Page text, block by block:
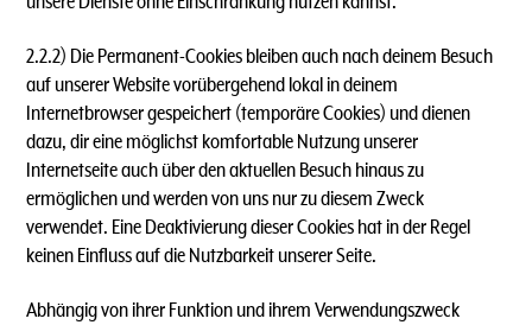
2.2.2) Die Permanent-Cookies bleiben auch nach deinem Besuch
auf unserer Website vorübergehend lokal in deinem
Internetbrowser gespeichert (temporäre Cookies) und dienen
dazu, dir eine möglichst komfortable Nutzung unserer
Internetseite auch über den aktuellen Besuch hinaus zu
ermöglichen und werden von uns nur zu diesem Zweck
verwendet. Eine Deaktivierung dieser Cookies hat in der Regel
keinen Einfluss auf die Nutzbarkeit unserer Seite.
Abhängig von ihrer Funktion und ihrem Verwendungszweck